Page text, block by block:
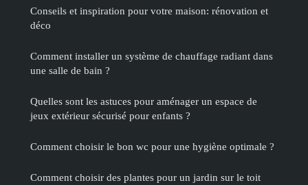
Conseils et inspiration pour votre maison: rénovation et
déco
Comment installer un système de chauffage radiant dans
une salle de bain ?
Quelles sont les astuces pour aménager un espace de
jeux extérieur sécurisé pour enfants ?
Comment choisir le bon wc pour une hygiène optimale ?
Comment choisir des plantes pour un jardin sur le toit